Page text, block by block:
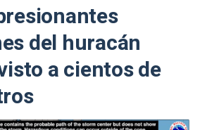
del huracán
a cientos de